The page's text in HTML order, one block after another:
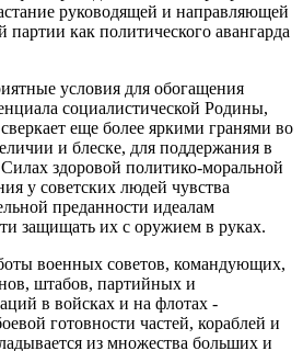
руководящей и направляющей
как политического авангарда
условия для обогащения
социалистической Родины,
еще более яркими гранями во
и блеске, для поддержания в
здоровой политико-моральной
у советских людей чувства
преданности идеалам
защищать их с оружием в руках.
военных советов, командующих,
штабов, партийных и
в войсках и на флотах -
готовности частей, кораблей и
из множества больших и